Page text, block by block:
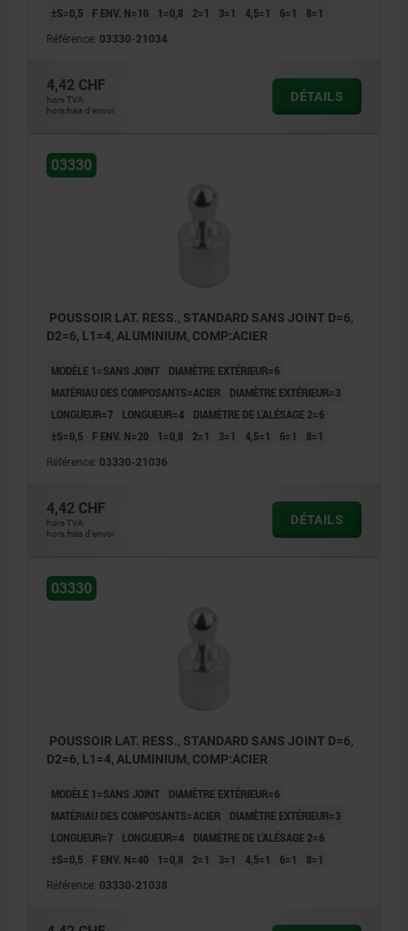
1) Outil de montage
±S=0,5
F ENV. N=10 1=0,8 2=1 3=1 4,5=1 6=1 8=1
Référence: 03330-21034
4,42 CHF
hors TVA
hors frais d’envoi
DÉTAILS
03330
POUSSOIR LAT. RESS., STANDARD SANS JOINT D=6,
D2=6, L1=4, ALUMINIUM, COMP:ACIER
MODÈLE 1=SANS JOINT
DIAMÈTRE EXTÉRIEUR=6
MATÉRIAU DES COMPOSANTS=ACIER
DIAMÈTRE EXTÉRIEUR=3
LONGUEUR=7
LONGUEUR=4
DIAMÈTRE DE L'ALÉSAGE 2=6
±S=0,5
F ENV. N=20 1=0,8 2=1 3=1 4,5=1 6=1 8=1
Référence: 03330-21036
4,42 CHF
hors TVA
hors frais d’envoi
DÉTAILS
03330
POUSSOIR LAT. RESS., STANDARD SANS JOINT D=6,
D2=6, L1=4, ALUMINIUM, COMP:ACIER
MODÈLE 1=SANS JOINT
DIAMÈTRE EXTÉRIEUR=6
MATÉRIAU DES COMPOSANTS=ACIER
DIAMÈTRE EXTÉRIEUR=3
LONGUEUR=7
LONGUEUR=4
DIAMÈTRE DE L'ALÉSAGE 2=6
±S=0,5
F ENV. N=40 1=0,8 2=1 3=1 4,5=1 6=1 8=1
Référence: 03330-21038